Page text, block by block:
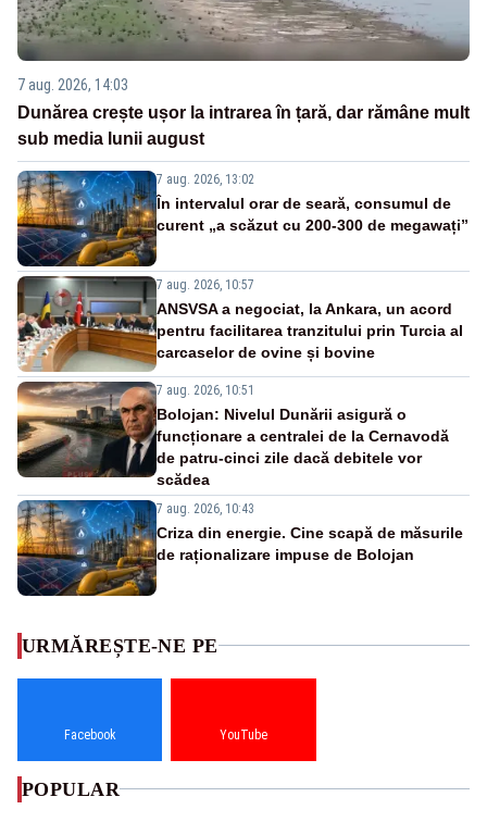
7 aug. 2026, 14:03
Dunărea crește ușor la intrarea în țară, dar rămâne mult
sub media lunii august
7 aug. 2026, 13:02
În intervalul orar de seară, consumul de
curent „a scăzut cu 200-300 de megawați”
7 aug. 2026, 10:57
ANSVSA a negociat, la Ankara, un acord
pentru facilitarea tranzitului prin Turcia al
carcaselor de ovine și bovine
7 aug. 2026, 10:51
Bolojan: Nivelul Dunării asigură o
funcționare a centralei de la Cernavodă
de patru-cinci zile dacă debitele vor
scădea
7 aug. 2026, 10:43
Criza din energie. Cine scapă de măsurile
de raționalizare impuse de Bolojan
URMĂREȘTE-NE PE
Facebook YouTube
POPULAR